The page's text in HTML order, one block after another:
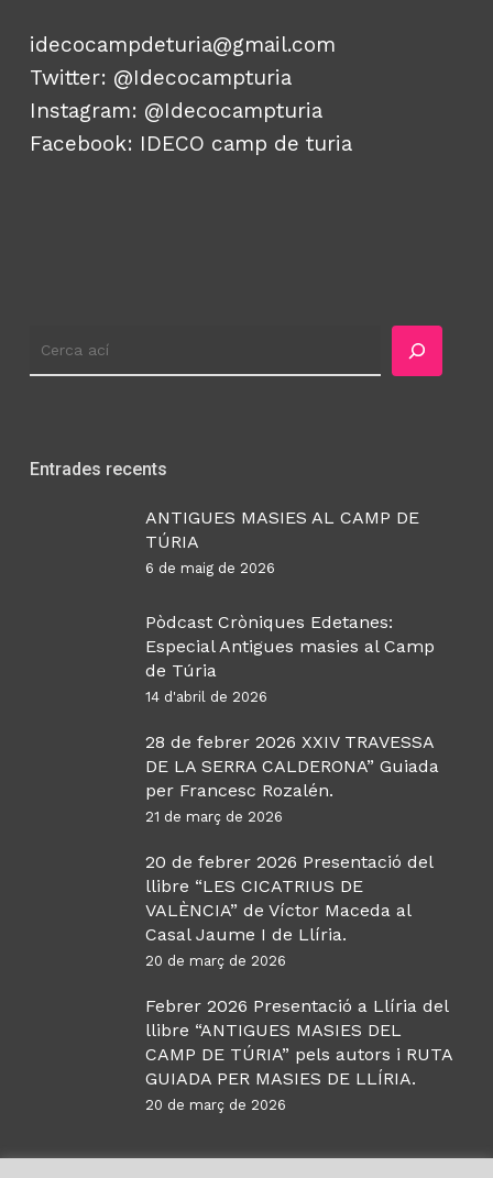
idecocampdeturia@gmail.com
Twitter: @Idecocampturia
Instagram: @Idecocampturia
Facebook: IDECO camp de turia
Cercador
Entrades recents
ANTIGUES MASIES AL CAMP DE
TÚRIA
6 de maig de 2026
Pòdcast Cròniques Edetanes:
Especial Antigues masies al Camp
de Túria
14 d'abril de 2026
28 de febrer 2026 XXIV TRAVESSA
DE LA SERRA CALDERONA” Guiada
per Francesc Rozalén.
21 de març de 2026
20 de febrer 2026 Presentació del
llibre “LES CICATRIUS DE
VALÈNCIA” de Víctor Maceda al
Casal Jaume I de Llíria.
20 de març de 2026
Febrer 2026 Presentació a Llíria del
llibre “ANTIGUES MASIES DEL
CAMP DE TÚRIA” pels autors i RUTA
GUIADA PER MASIES DE LLÍRIA.
20 de març de 2026